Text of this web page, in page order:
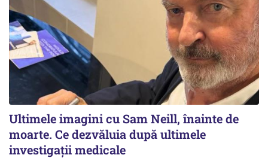
Ultimele imagini cu Sam Neill, înainte de
moarte. Ce dezvăluia după ultimele
investigații medicale